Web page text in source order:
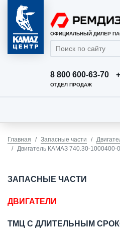
ОФИЦИАЛЬНЫЙ ДИЛЕР
8 800 600-63-70
ОТДЕЛ ПРОДАЖ
Главная Запасные части
Двигатель КАМАЗ 740.30-1000400-
ЗАПАСНЫЕ ЧАСТИ
ДВИГАТЕЛИ
ТМЦ С ДЛИТЕЛЬНЫМ